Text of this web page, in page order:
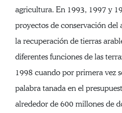
agricultura. En 1993, 1997 y
proyectos de conservación del
la recuperación de tierras
diferentes funciones de las
1998 cuando por primera vez
palabra tanada en el
alrededor de 600 millones de